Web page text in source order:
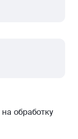
на обработку